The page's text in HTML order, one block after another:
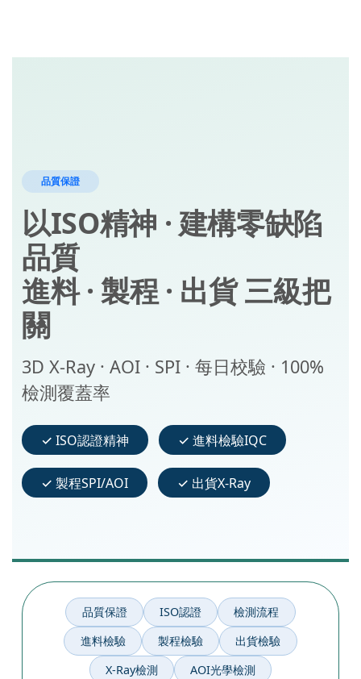
品質保證
以ISO精神 · 建構零缺陷
品質
進料 · 製程 · 出貨 三級把
關
3D X-Ray · AOI · SPI · 每日校驗 · 100%
檢測覆蓋率
✓ ISO認證精神 ✓ 進料檢驗IQC
✓ 製程SPI/AOI ✓ 出貨X-Ray
品質保證 ISO認證
檢測流程
進料檢驗
製程檢驗
出貨檢驗
X-Ray檢測
AOI光學檢測